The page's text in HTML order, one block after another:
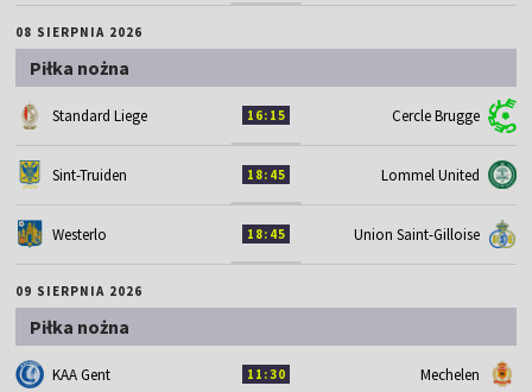
08 SIERPNIA 2026
Piłka nożna
Standard Liege 16:15 Cercle Brugge
Sint-Truiden 18:45 Lommel United
Westerlo 18:45 Union Saint-Gilloise
09 SIERPNIA 2026
Piłka nożna
KAA Gent 11:30 Mechelen